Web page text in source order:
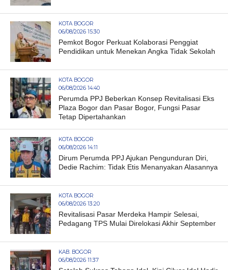
KOTA BOGOR
06/08/2026 15:30
Pemkot Bogor Perkuat Kolaborasi Penggiat
Pendidikan untuk Menekan Angka Tidak Sekolah
KOTA BOGOR
06/08/2026 14:40
Perumda PPJ Beberkan Konsep Revitalisasi Eks
Plaza Bogor dan Pasar Bogor, Fungsi Pasar
Tetap Dipertahankan
KOTA BOGOR
06/08/2026 14:11
Dirum Perumda PPJ Ajukan Pengunduran Diri,
Dedie Rachim: Tidak Etis Menanyakan Alasannya
KOTA BOGOR
06/08/2026 13:20
Revitalisasi Pasar Merdeka Hampir Selesai,
Pedagang TPS Mulai Direlokasi Akhir September
KAB. BOGOR
06/08/2026 11:37